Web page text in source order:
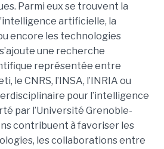
Parmi eux se trouvent la
artificielle, la
encore les technologies
une recherche
représentée entre
le CNRS, l’INSA, l’INRIA ou
pour l’intelligence
par l’Université Grenoble-
contribuent à favoriser les
les collaborations entre